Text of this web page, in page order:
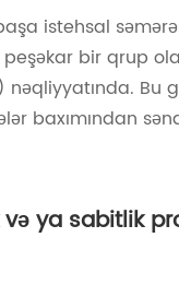
istehsal
bir qrup
nəqliyyatında. Bu
baxımından
ya sabitlik